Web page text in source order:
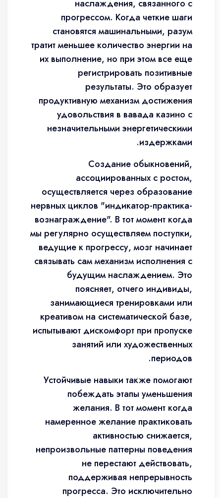
наслаждения, связанного с
прогрессом. Когда четкие шаги
становятся машинальными, разум
тратит меньшее количество энергии на
их выполнение, но при этом все еще
регистрировать позитивные
результаты. Это образует
продуктивную механизм достижения
удовольствия в вавада казино с
незначительными энергетическими
издержками.
Создание обыкновений,
ассоциированных с ростом,
осуществляется через образование
нервных циклов "индикатор-практика-
вознаграждение". В тот момент когда
мы регулярно осуществляем поступки,
ведущие к прогрессу, мозг начинает
связывать сам механизм исполнения с
будущим наслаждением. Это
поясняет, отчего индивиды,
занимающиеся тренировками или
креативом на систематической базе,
испытывают дискомфорт при пропуске
занятий или художественных
периодов.
Устойчивые навыки также помогают
побеждать этапы уменьшения
желания. В тот момент когда
намеренное желание практиковать
активностью снижается,
непроизвольные паттерны поведения
не перестают действовать,
поддерживая непрерывность
прогресса. Это исключительно